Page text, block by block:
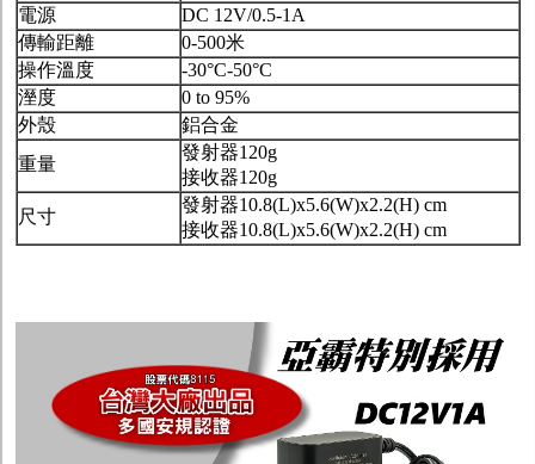
電源
DC 12V/0.5-1A
傳輸距離
0-500米
操作溫度
-30°C-50°C
溼度
0 to 95%
外殼
鋁合金
重量
發射器120g
接收器120g
尺寸
發射器10.8(L)x5.6(W)x2.2(H) cm
接收器10.8(L)x5.6(W)x2.2(H) cm